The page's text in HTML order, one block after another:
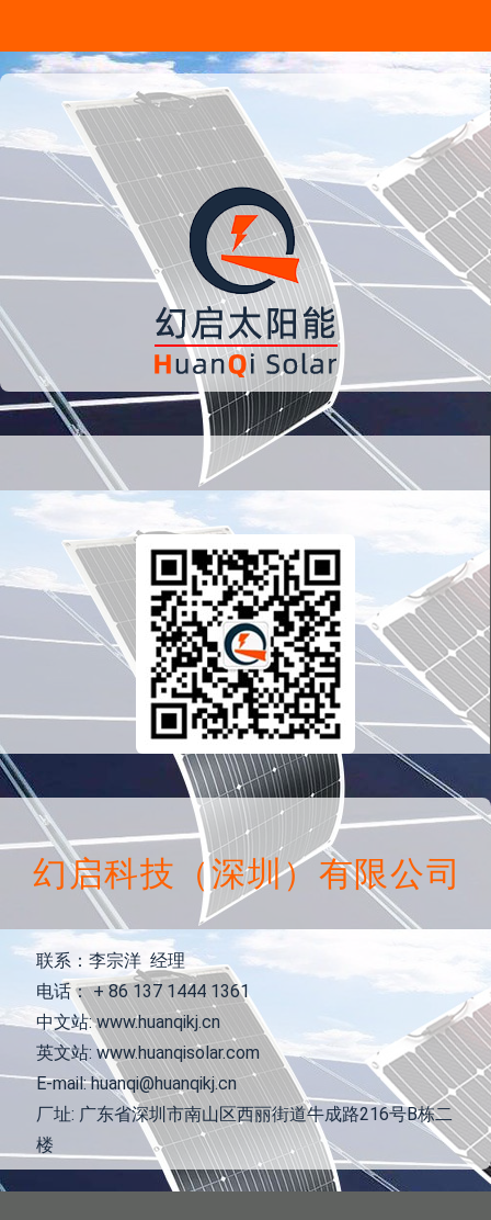
幻启科技（深圳）有限公司
联系：李宗洋 经理
电话： + 86 137 1444 1361
中文站: www.huanqikj.cn
英文站: www.huanqisolar.com
E-mail: huanqi@huanqikj.cn
厂址: 广东省深圳市南山区西丽街道牛成路216号B栋二
楼